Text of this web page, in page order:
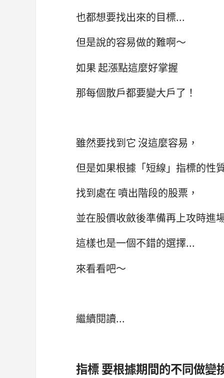
也都想要找出來的目標...
但是說的容易做的難啊～
如果 起漲點這麼好掌握
那每個散戶都要變大戶了！
雖然要找到它 沒這麼容易，
但是如果根據「短線」指標的性
找到處在 噴出階段的股票，
並在股價收斂後準備再上攻時進
這樣也是一個不錯的選擇...
來看看吧～
繼續閱讀...
指標 要根據期間的不同做變